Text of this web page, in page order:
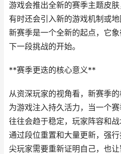
游戏会推出全新的赛季主题皮肤
有时还会引入新的游戏机制或地
新赛季是一个全新的起点，它
下一段挑战的开始。
**赛季更迭的核心意义**
从资深玩家的视角看，新赛季的
为游戏注入持久活力，当一个
往往会趋于稳定，玩家阵容和
通过段位重置和大量更新，强
尖玩家需要重新证明自己，也